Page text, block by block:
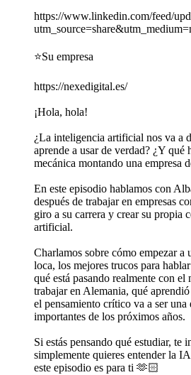
https://www.linkedin.com/feed/
⭐️Su empresa
https://nexedigital.es/
¡Hola, hola!
¿La inteligencia artificial nos va a
aprende a usar de verdad? ¿Y qué
mecánica montando una empresa
En este episodio hablamos con
después de trabajar en empresas
giro a su carrera y crear su propia
artificial.
Charlamos sobre cómo empezar
loca, los mejores trucos para
qué está pasando realmente con
trabajar en Alemania, qué
el pensamiento crítico va a ser una
importantes de los próximos años.
Si estás pensando qué estudiar, te
simplemente quieres entender la
este episodio es para ti 🫶🏻